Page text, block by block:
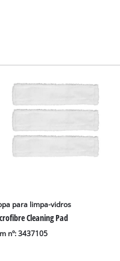
para limpa-vidros
Cleaning Pad
nº: 3437105